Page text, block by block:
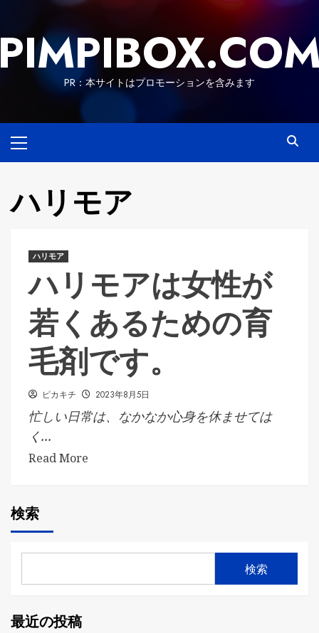
content
PR：本サイトはプロモーションを含みます
Menu
ハリモア
ハリモア
ハリモアは女性が
若くあるための育
毛剤です。
ピカキチ 2023年8月5日
忙しい日常は、なかなか心身を休ませては
く...
Read More
検索
検索
最近の投稿